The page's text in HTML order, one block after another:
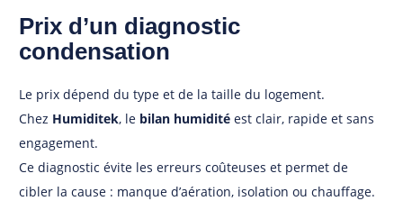
Prix d’un diagnostic
condensation
Le prix dépend du type et de la taille du logement.
Chez Humiditek, le bilan humidité est clair, rapide et sans
engagement.
Ce diagnostic évite les erreurs coûteuses et permet de
cibler la cause : manque d’aération, isolation ou chauffage.